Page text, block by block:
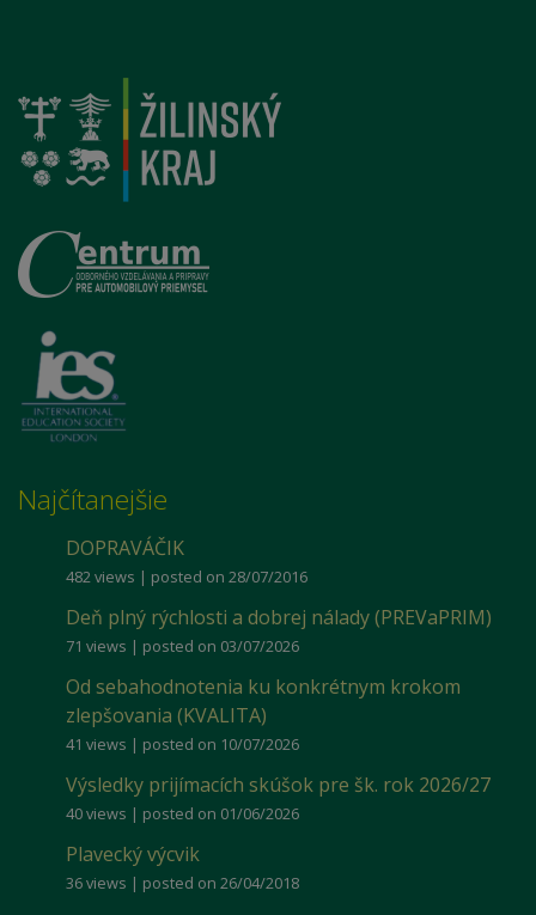
Najčítanejšie
DOPRAVÁČIK
482 views | posted on 28/07/2016
Deň plný rýchlosti a dobrej nálady (PREVaPRIM)
71 views | posted on 03/07/2026
Od sebahodnotenia ku konkrétnym krokom
zlepšovania (KVALITA)
41 views | posted on 10/07/2026
Výsledky prijímacích skúšok pre šk. rok 2026/27
40 views | posted on 01/06/2026
Plavecký výcvik
36 views | posted on 26/04/2018